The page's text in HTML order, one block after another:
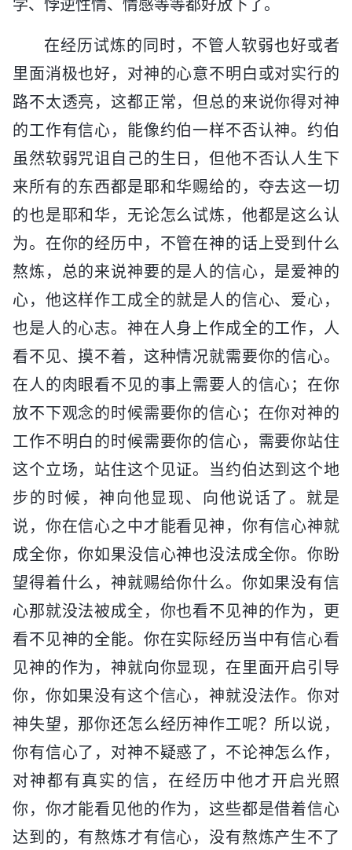
学、悖逆性情、情感等等都好放下了。
在经历试炼的同时，不管人软弱也好或者
里面消极也好，对神的心意不明白或对实行的
路不太透亮，这都正常，但总的来说你得对神
的工作有信心，能像约伯一样不否认神。约伯
虽然软弱咒诅自己的生日，但他不否认人生下
来所有的东西都是耶和华赐给的，夺去这一切
的也是耶和华，无论怎么试炼，他都是这么认
为。在你的经历中，不管在神的话上受到什么
熬炼，总的来说神要的是人的信心，是爱神的
心，他这样作工成全的就是人的信心、爱心，
也是人的心志。神在人身上作成全的工作，人
看不见、摸不着，这种情况就需要你的信心。
在人的肉眼看不见的事上需要人的信心；在你
放不下观念的时候需要你的信心；在你对神的
工作不明白的时候需要你的信心，需要你站住
这个立场，站住这个见证。当约伯达到这个地
步的时候，神向他显现、向他说话了。就是
说，你在信心之中才能看见神，你有信心神就
成全你，你如果没信心神也没法成全你。你盼
望得着什么，神就赐给你什么。你如果没有信
心那就没法被成全，你也看不见神的作为，更
看不见神的全能。你在实际经历当中有信心看
见神的作为，神就向你显现，在里面开启引导
你，你如果没有这个信心，神就没法作。你对
神失望，那你还怎么经历神作工呢？所以说，
你有信心了，对神不疑惑了，不论神怎么作，
对神都有真实的信，在经历中他才开启光照
你，你才能看见他的作为，这些都是借着信心
达到的，有熬炼才有信心，没有熬炼产生不了